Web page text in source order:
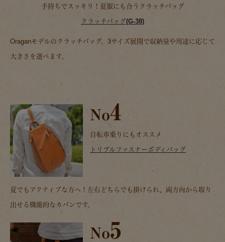
手持ちでスッキリ！夏服にも合うクラッチバッグ
クラッチバッグ(G-38)
Oraganモデルのクラッチバッグ。3サイズ展開で収納量や用途に応じて
大きさを選べます。
No4
自転車乗りにもオススメ
トリプルファスナーボディバッグ
夏でもアクティブな方へ！左右どちらでも掛けられ、両方向から取り
出せる機能的なカバンです。
No5